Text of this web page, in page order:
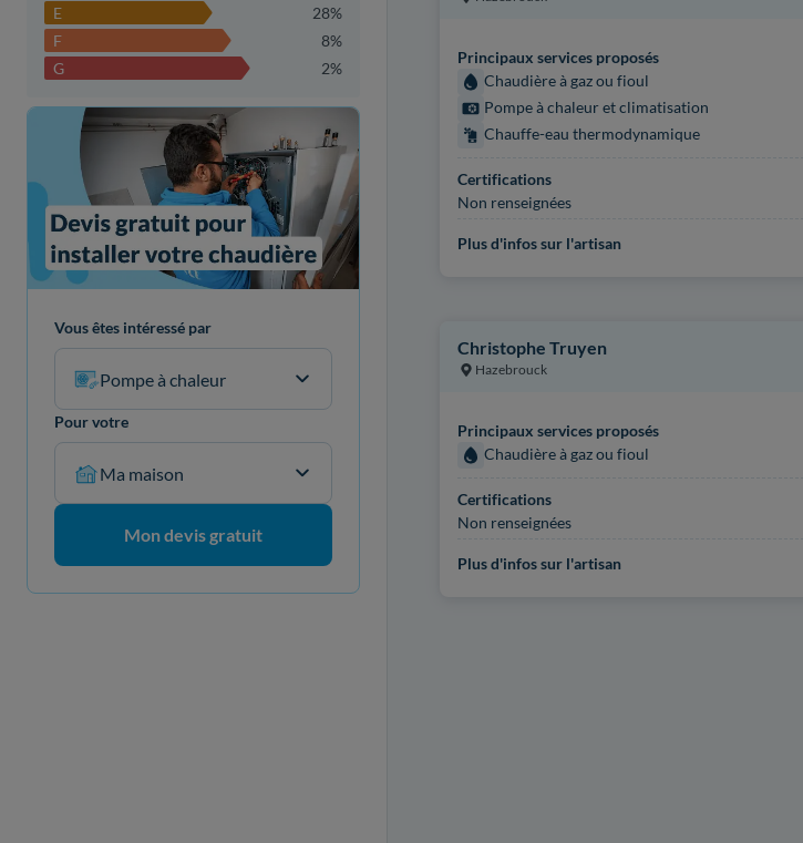
E
28%
F
8%
G
2%
Vous êtes intéressé par
Pompe à chaleur
Pour votre
Ma maison
Mon devis gratuit
Principaux services proposés
Chaudière à gaz ou fioul
Pompe à chaleur et climatisation
Chauffe-eau thermodynamique
Certifications
Non renseignées
Plus d'infos sur l'artisan
Christophe Truyen
Hazebrouck
Principaux services proposés
Chaudière à gaz ou fioul
Certifications
Non renseignées
Plus d'infos sur l'artisan